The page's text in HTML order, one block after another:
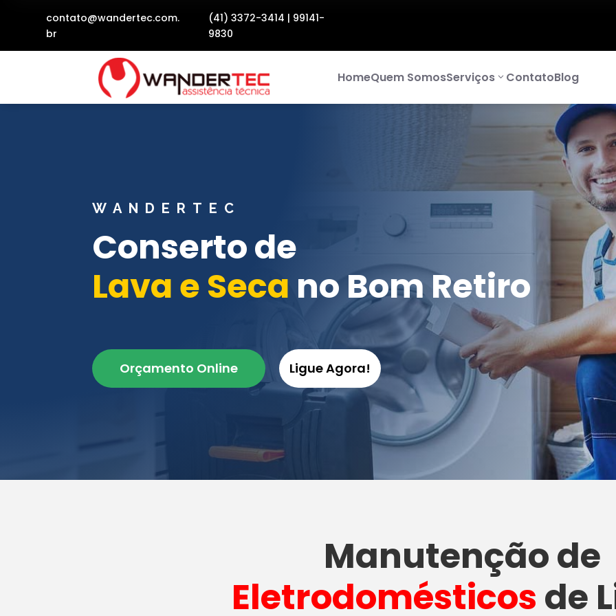
contato@wandertec.com.
br
(41) 3372-3414 | 99141-
9830
HomeQuem SomosServiços ContatoBlog
WANDERTEC
Conserto de
Lava e Seca no Bom Retiro
Orçamento Online Ligue Agora!
Manutençãode
Eletrodomésticos de